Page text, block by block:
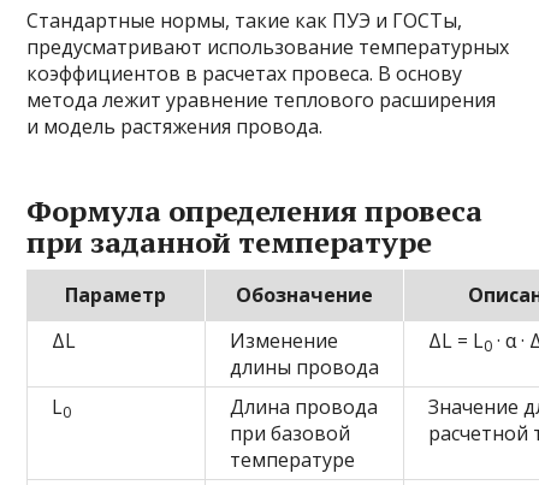
Стандартные нормы, такие как ПУЭ и ГОСТы,
предусматривают использование температурных
коэффициентов в расчетах провеса. В основу
метода лежит уравнение теплового расширения
и модель растяжения провода.
Формула определения провеса
при заданной температуре
Параметр Обозначение
ΔL
Изменение
длины провода
ΔL = L0 · α ·
L0
Длина провода
при базовой
температуре
Значение
расчетной